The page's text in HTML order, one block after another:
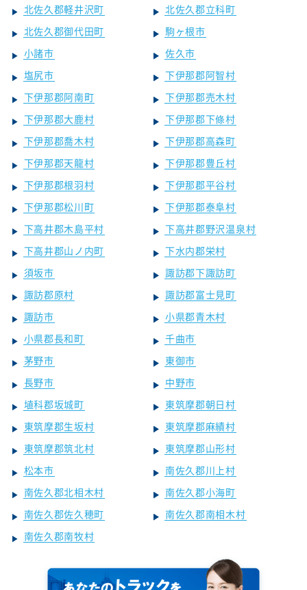
北佐久郡軽井沢町
北佐久郡立科町
北佐久郡御代田町
駒ヶ根市
小諸市
佐久市
塩尻市
下伊那郡阿智村
下伊那郡阿南町
下伊那郡売木村
下伊那郡大鹿村
下伊那郡下條村
下伊那郡喬木村
下伊那郡高森町
下伊那郡天龍村
下伊那郡豊丘村
下伊那郡根羽村
下伊那郡平谷村
下伊那郡松川町
下伊那郡泰阜村
下高井郡木島平村
下高井郡野沢温泉村
下高井郡山ノ内町
下水内郡栄村
須坂市
諏訪郡下諏訪町
諏訪郡原村
諏訪郡富士見町
諏訪市
小県郡青木村
小県郡長和町
千曲市
茅野市
東御市
長野市
中野市
埴科郡坂城町
東筑摩郡朝日村
東筑摩郡生坂村
東筑摩郡麻績村
東筑摩郡筑北村
東筑摩郡山形村
松本市
南佐久郡川上村
南佐久郡北相木村
南佐久郡小海町
南佐久郡佐久穂町
南佐久郡南相木村
南佐久郡南牧村